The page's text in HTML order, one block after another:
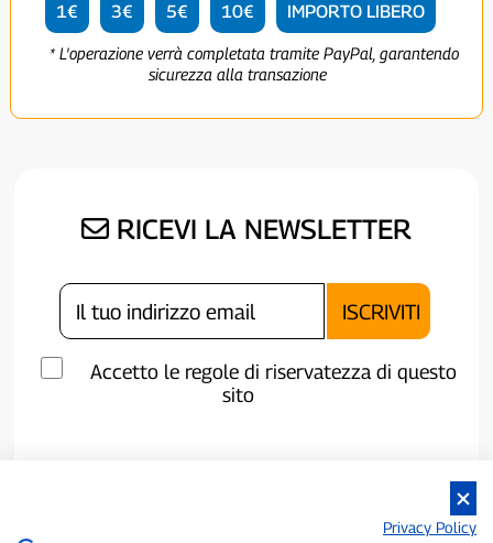
1€ 3€ 5€ 10€ IMPORTO LIBERO
* L'operazione verrà completata tramite PayPal, garantendo
sicurezza alla transazione
RICEVI LA NEWSLETTER
Accetto le regole di riservatezza di questo
sito
Privacy Policy